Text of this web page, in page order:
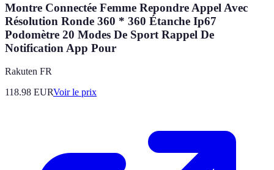
Montre Connectée Femme Repondre Appel Avec
Résolution Ronde 360 * 360 Étanche Ip67
Podomètre 20 Modes De Sport Rappel De
Notification App Pour
Rakuten FR
118.98 EURVoir le prix